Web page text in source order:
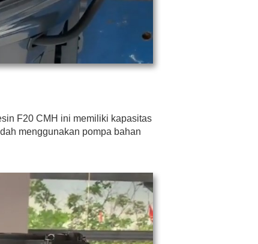
F20 CMH ini memiliki kapasitas
menggunakan pompa bahan